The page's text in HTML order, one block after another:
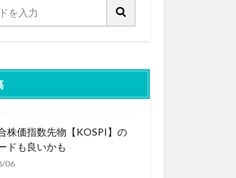
株価指数先物【KOSPI】の
ドも良いかも
06